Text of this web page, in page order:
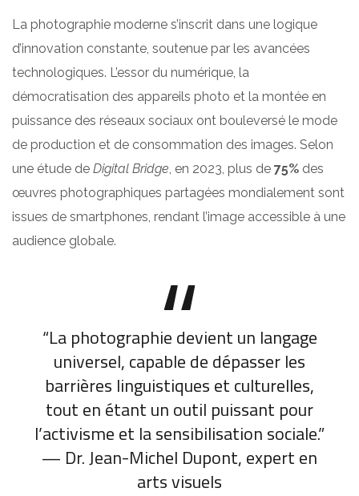
La photographie moderne s’inscrit dans une logique
d’innovation constante, soutenue par les avancées
technologiques. L’essor du numérique, la
démocratisation des appareils photo et la montée en
puissance des réseaux sociaux ont bouleversé le mode
de production et de consommation des images. Selon
une étude de Digital Bridge, en 2023, plus de 75% des
œuvres photographiques partagées mondialement sont
issues de smartphones, rendant l’image accessible à une
audience globale.
“La photographie devient un langage
universel, capable de dépasser les
barrières linguistiques et culturelles,
tout en étant un outil puissant pour
l’activisme et la sensibilisation sociale.”
— Dr. Jean-Michel Dupont, expert en
arts visuels